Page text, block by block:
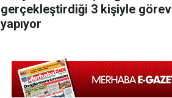
gerçekleştirdiği 3 kişiyle görev
yapıyor